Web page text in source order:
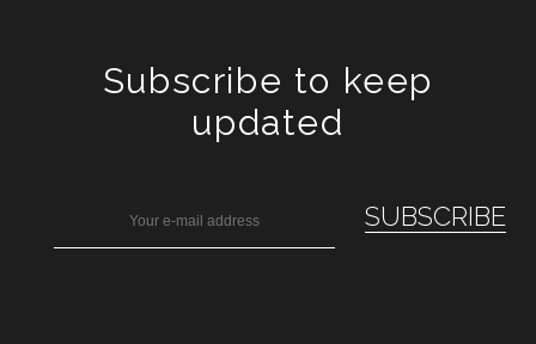
Subscribe to keep
updated